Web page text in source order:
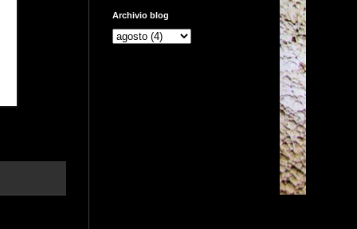
Archivio blog